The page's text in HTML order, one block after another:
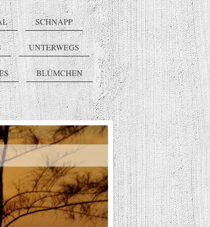
SCHNAPP
UNTERWEGS
BLÜMCHEN